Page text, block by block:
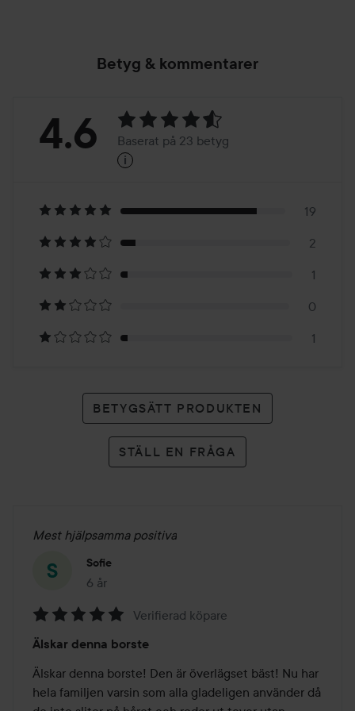
Betyg & kommentarer
Betyg:
Baserat
på
23
betyg
4.6 Baserat på 23 betyg
i
19
2
1
0
1
BETYGSÄTT PRODUKTEN
STÄLL EN FRÅGA
Mest hjälpsamma positiva
Sofie
6 år
Inlägget skapades 6 år
5
av
5
Verifierad köpare
Älskar denna borste
Älskar denna borste! Den är överlägset bäst! Nu har
hela familjen varsin som alla gladeligen använder då